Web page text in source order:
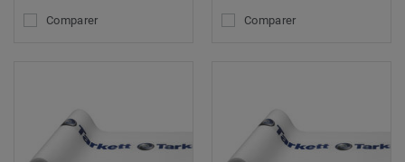
Comparer Comparer